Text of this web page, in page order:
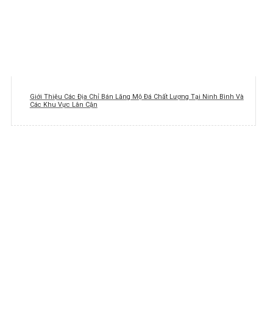
Giới Thiệu Các Địa Chỉ Bán Lăng Mộ Đá Chất Lượng Tại Ninh Bình Và
Các Khu Vực Lân Cận